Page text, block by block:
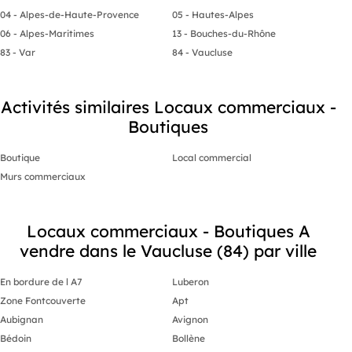
04 - Alpes-de-Haute-Provence
05 - Hautes-Alpes
06 - Alpes-Maritimes
13 - Bouches-du-Rhône
83 - Var
84 - Vaucluse
Activités similaires Locaux commerciaux -
Boutiques
Boutique
Local commercial
Murs commerciaux
Locaux commerciaux - Boutiques A
vendre dans le Vaucluse (84) par ville
En bordure de l A7
Luberon
Zone Fontcouverte
Apt
Aubignan
Avignon
Bédoin
Bollène